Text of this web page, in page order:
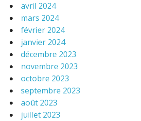
avril 2024
mars 2024
février 2024
janvier 2024
décembre 2023
novembre 2023
octobre 2023
septembre 2023
août 2023
juillet 2023